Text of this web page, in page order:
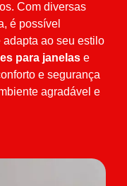
Com diversas
é possível
ao seu estilo
para janelas e
e segurança
agradável e